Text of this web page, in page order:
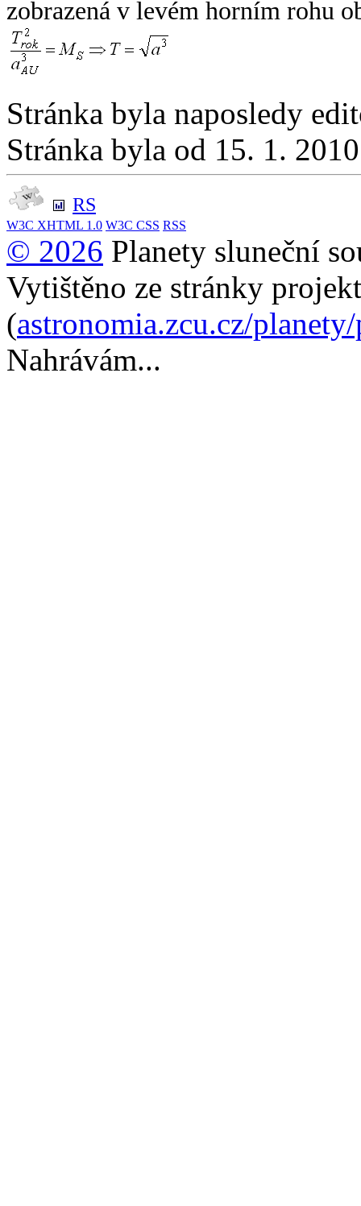
zobrazená v levém horním rohu
Stránka byla naposledy
Stránka byla od 15. 1.
RS
W3C XHTML 1.0 W3C CSS RSS
© 2026 Planety sluneční
Vytištěno ze stránky
(astronomia.zcu.cz/
Nahrávám...